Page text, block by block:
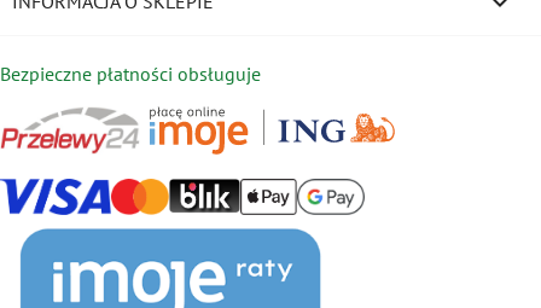
Bezpieczne płatności obsługuje